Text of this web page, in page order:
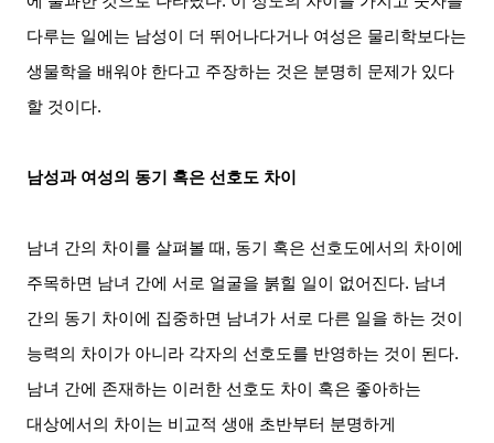
다루는 일에는 남성이 더 뛰어나다거나 여성은 물리학보다는
생물학을 배워야 한다고 주장하는 것은 분명히 문제가 있다
할 것이다.
남성과 여성의 동기 혹은 선호도 차이
남녀 간의 차이를 살펴볼 때, 동기 혹은 선호도에서의 차이에
주목하면 남녀 간에 서로 얼굴을 붉힐 일이 없어진다. 남녀
간의 동기 차이에 집중하면 남녀가 서로 다른 일을 하는 것이
능력의 차이가 아니라 각자의 선호도를 반영하는 것이 된다.
남녀 간에 존재하는 이러한 선호도 차이 혹은 좋아하는
대상에서의 차이는 비교적 생애 초반부터 분명하게